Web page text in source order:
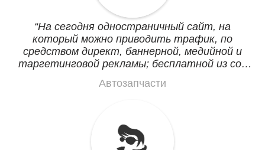
На сегодня одностраничный сайт, на
который можно приводить трафик, по
средством директ, баннерной, медийной и
таргетинговой рекламы; бесплатной из соц
Viber и Telegram рассылки. При хорошей
Автозапчасти